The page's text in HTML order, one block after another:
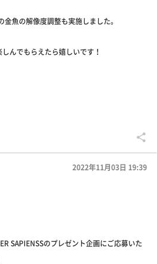
魚の解像度調整も実施しました。
んでもらえたら嬉しいです！
2022年11月03日 19:39
SAPIENSSのプレゼント企画にご応募いた